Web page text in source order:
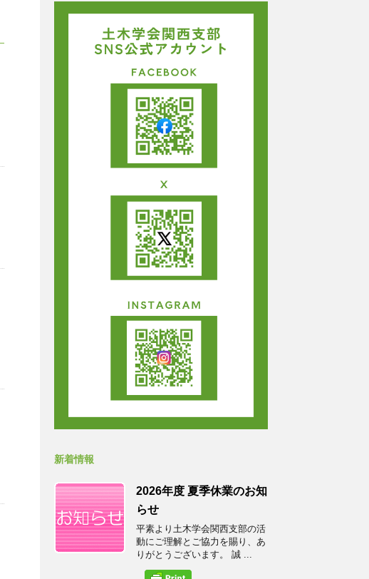
新着情報
2026年度 夏季休業のお知
らせ
平素より土木学会関西支部の活
動にご理解とご協力を賜り、あ
りがとうございます。 誠 ...